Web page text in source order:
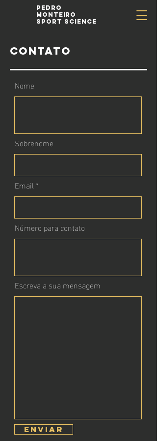
Pedro
Monteiro
Sport Science
CONTATO
Nome
Sobrenome
Email
Número para contato
Escreva a sua mensagem
Enviar